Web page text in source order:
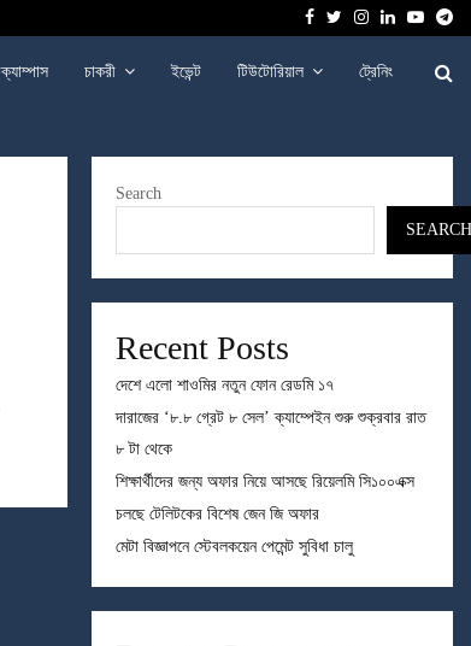
FacebookTwitter
Instagram
Linkedin
ক্যাম্পাস চাকরী ইভেন্ট টিউটোরিয়াল ট্রেনিং
Search
SEARCH
Recent Posts
দেশে এলো শাওমির নতুন ফোন রেডমি ১৭
দারাজের ‘৮.৮ গ্রেট ৮ সেল’ ক্যাম্পেইন শুরু শুক্রবার রাত
৮ টা থেকে
শিক্ষার্থীদের জন্য অফার নিয়ে আসছে রিয়েলমি সি১০০এক্স
চলছে টেলিটকের বিশেষ জেন জি অফার
মেটা বিজ্ঞাপনে স্টেবলকয়েন পেমেন্ট সুবিধা চালু